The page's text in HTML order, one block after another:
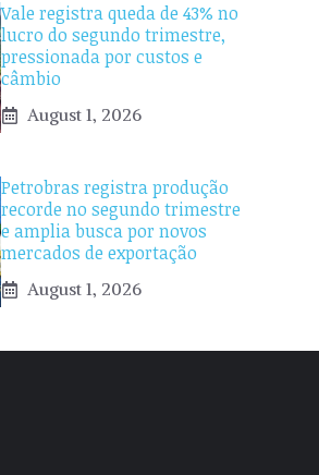
Vale registra queda de 43% no
lucro do segundo trimestre,
pressionada por custos e
câmbio
August 1, 2026
Petrobras registra produção
recorde no segundo trimestre
e amplia busca por novos
mercados de exportação
August 1, 2026